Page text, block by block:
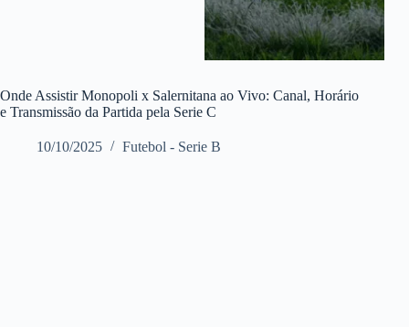
Onde Assistir Monopoli x Salernitana ao Vivo: Canal, Horário
e Transmissão da Partida pela Serie C
10/10/2025 Futebol - Serie B